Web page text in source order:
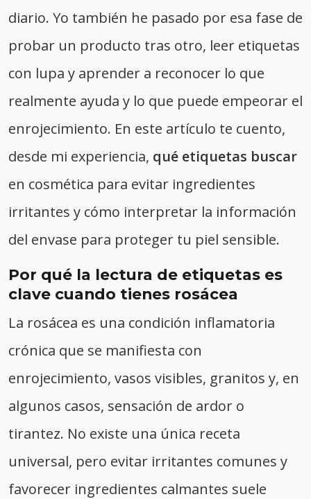
diario. Yo también he pasado por esa fase de
probar un producto tras otro, leer etiquetas
con lupa y aprender a reconocer lo que
realmente ayuda y lo que puede empeorar el
enrojecimiento. En este artículo te cuento,
desde mi experiencia, qué etiquetas buscar
en cosmética para evitar ingredientes
irritantes y cómo interpretar la información
del envase para proteger tu piel sensible.
Por qué la lectura de etiquetas es
clave cuando tienes rosácea
La rosácea es una condición inflamatoria
crónica que se manifiesta con
enrojecimiento, vasos visibles, granitos y, en
algunos casos, sensación de ardor o
tirantez. No existe una única receta
universal, pero evitar irritantes comunes y
favorecer ingredientes calmantes suele